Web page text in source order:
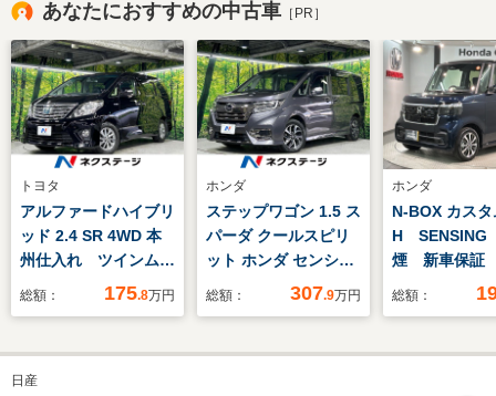
あなたにおすすめの中古車 ［PR］
トヨタ
アルファードハイブリ
ッド 2.4 SR 4WD 本
州仕入れ ツインムー
ンルーフ フリップダ
パワーバックドア 両
側パワースライドド
総額： 175.8万円
ホンダ
ステップワゴン 1.5 ス
パーダ クールスピリ
ット ホンダ センシン
グ 4WD 4WD 禁煙
ックカメラ 両側パワ
総額： 307.9万円
ホンダ
N-BOX カス
H
煙 新車保
ApplecarPlay
TV Rカメラ
総額：
日産